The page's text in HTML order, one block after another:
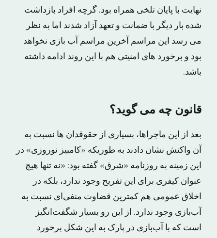
نهایت با پایان تلخی همراه بود. گرچه افراد بازداشت
شده بار دیگر با ضمانت و تعهد آزاد شدند اما به نظر
می رسد این مراسم آخرین مراسم آب بازی نخواهد
بود و برخورد های امنیتی هم با این روند ادامه داشته
باشد.
قانون چه می گوید؟
بعد از این ماجراها، بسیاری از حقوقدان ها نسبت به
آن واکنش نشان دادند به طوریکه «کامبیز نوروزی» در
این زمینه به روزنامه «شرق» گفته بود: «نه تنها هیچ
عنوان کیفری برای این تفریح وجود ندارد، بلکه در
اخلاق عمومی هم کمترین قضاوت منفی‌ای نسبت به
آب‌بازی وجود ندارد. از این رو بسیار شگفت‌انگیز
است که با آب‌بازی در پارک به این شکل برخورد